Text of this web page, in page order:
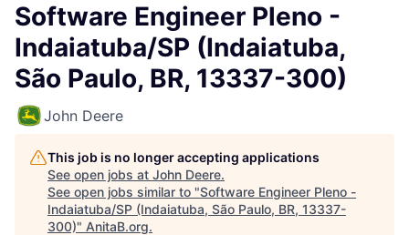
Software Engineer Pleno -
Indaiatuba/SP (Indaiatuba,
São Paulo, BR, 13337-300)
John Deere
This job is no longer accepting applications
See open jobs at John Deere.
See open jobs similar to "Software Engineer Pleno -
Indaiatuba/SP (Indaiatuba, São Paulo, BR, 13337-
300)" AnitaB.org.